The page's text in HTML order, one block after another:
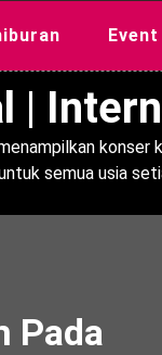
|
semua usia
Pada